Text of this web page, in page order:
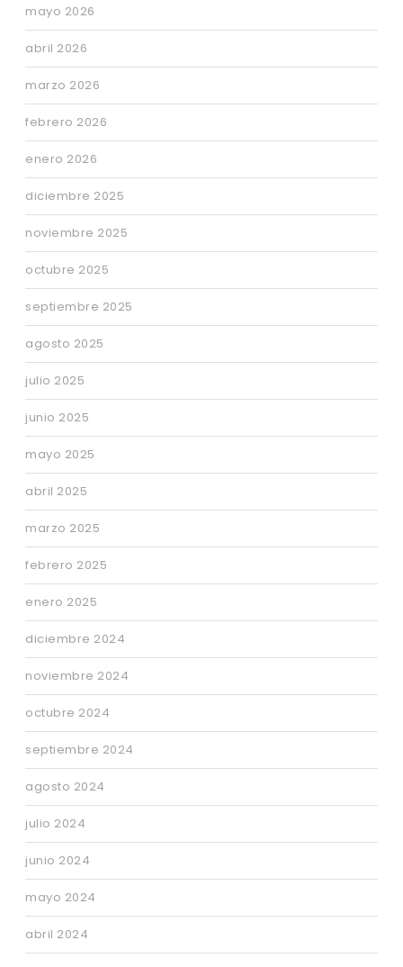
mayo 2026
abril 2026
marzo 2026
febrero 2026
enero 2026
diciembre 2025
noviembre 2025
octubre 2025
septiembre 2025
agosto 2025
julio 2025
junio 2025
mayo 2025
abril 2025
marzo 2025
febrero 2025
enero 2025
diciembre 2024
noviembre 2024
octubre 2024
septiembre 2024
agosto 2024
julio 2024
junio 2024
mayo 2024
abril 2024